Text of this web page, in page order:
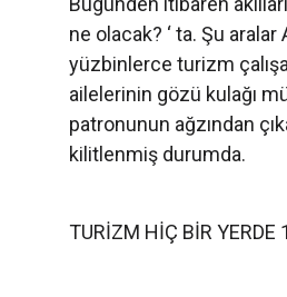
ne olacak? ‘ ta. Şu aralar
yüzbinlerce turizm
ailelerinin gözü kulağı
patronunun ağzından
kilitlenmiş durumda.
TURİZM HİÇ BİR YERDE